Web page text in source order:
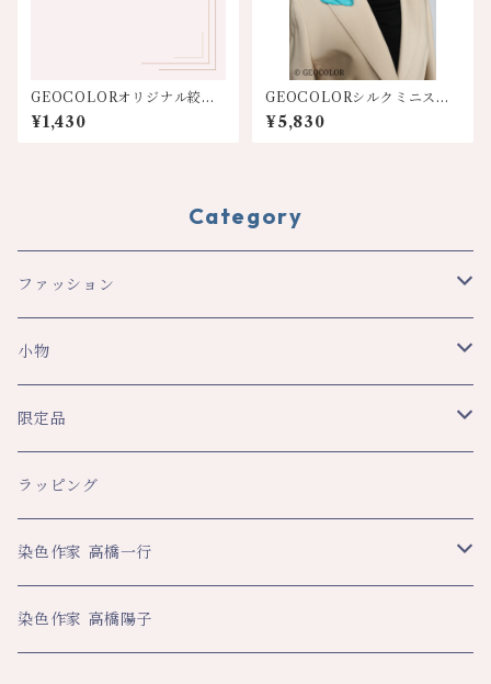
GEOCOLORオリジナル絞り
染めハンカチ【淡色系】
¥1,430
GEOCOLORシルクミニスカ
ーフ【水色系】
¥5,830
Category
ファッション
スカーフ・ショール
ショール
スカーフ
レディース
トップス
スカート・パンツ
メンズ
ネクタイ
マフラー・ストール
小物
文具
ペンケース
ブックカバー
生活
ハンカチ
大判ハンカチ
ビジネス
名刺入れ
その他
限定品
八幡平ドラゴンアイ関連
ハンカチ
スカーフ
数量限定企画品
平舘高校共同企画品
ラッピング
染色作家 高橋一行
アートクロス
染色作家 高橋陽子